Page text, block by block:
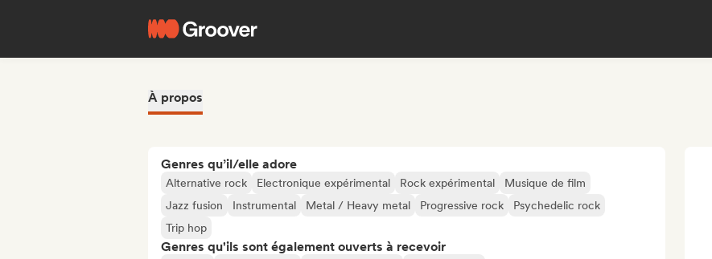
À propos
Genres qu’il/elle adore
Alternative rock Electronique expérimental Rock expérimental
Musique de film
Jazz fusion
Instrumental Metal / Heavy metal Progressive rock
Psychedelic rock
Trip hop
Genres qu'ils sont également ouverts à recevoir